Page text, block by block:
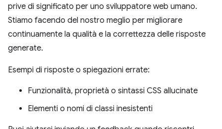
prive di significato per uno sviluppatore web umano.
Stiamo facendo del nostro meglio per migliorare
continuamente la qualità e la correttezza delle risposte
generate.
Esempi di risposte o spiegazioni errate:
Funzionalità, proprietà o sintassi CSS allucinate
Elementi o nomi di classi inesistenti